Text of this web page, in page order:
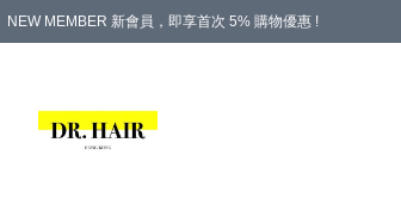
NEW MEMBER 新會員，即享首次 5% 購物優惠 !